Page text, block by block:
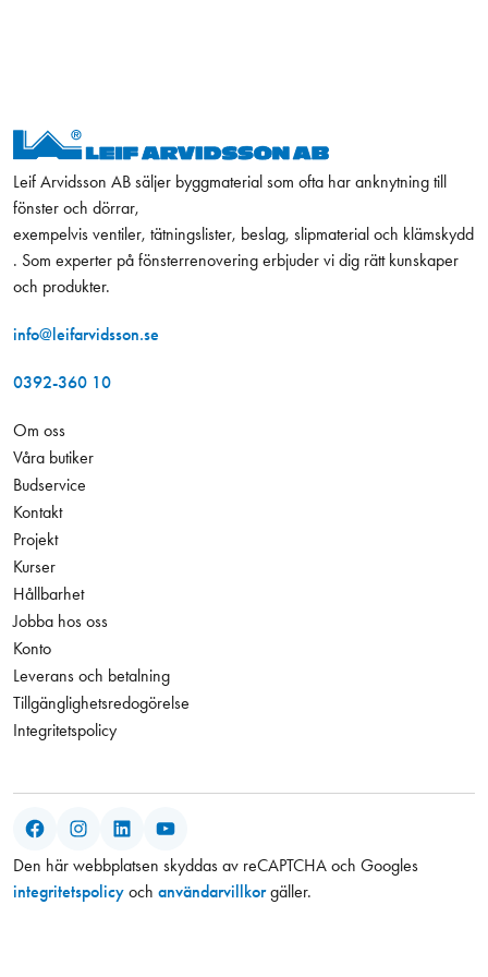
Leif Arvidsson AB säljer byggmaterial som ofta har anknytning till
fönster och dörrar,
exempelvis ventiler, tätningslister, beslag, slipmaterial och klämskydd
. Som experter på fönsterrenovering erbjuder vi dig rätt kunskaper
och produkter.
info@leifarvidsson.se
0392-360 10
Om oss
Våra butiker
Budservice
Kontakt
Projekt
Kurser
Hållbarhet
Jobba hos oss
Konto
Leverans och betalning
Tillgänglighetsredogörelse
Integritetspolicy
Facebook
Instagram
LinkedIn
Den här webbplatsen skyddas av reCAPTCHA och Googles
integritetspolicy och användarvillkorgäller.